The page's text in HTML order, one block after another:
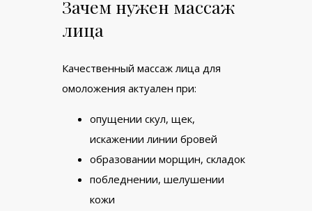
Зачем нужен массаж
лица
Качественный массаж лица для
омоложения актуален при:
опущении скул, щек,
искажении линии бровей
образовании морщин, складок
побледнении, шелушении
кожи